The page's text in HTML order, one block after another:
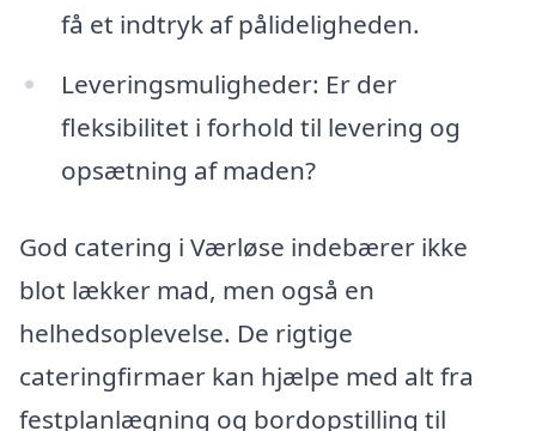
få et indtryk af pålideligheden.
Leveringsmuligheder: Er der
fleksibilitet i forhold til levering og
opsætning af maden?
God catering i Værløse indebærer ikke
blot lækker mad, men også en
helhedsoplevelse. De rigtige
cateringfirmaer kan hjælpe med alt fra
festplanlægning og bordopstilling til